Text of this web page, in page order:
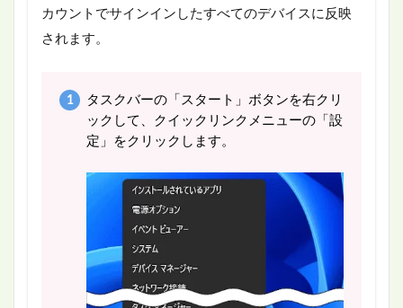
カウントでサインインしたすべてのデバイスに反映
されます。
タスクバーの「スタート」ボタンを右クリ
ックして、クイックリンクメニューの「設
定」をクリックします。